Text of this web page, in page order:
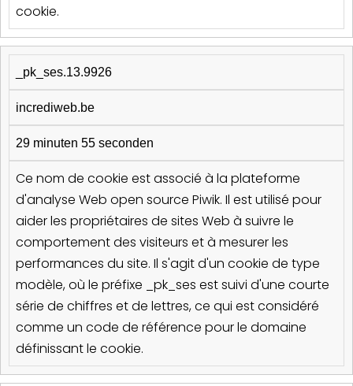
cookie.
_pk_ses.13.9926
incrediweb.be
29 minuten 55 seconden
Ce nom de cookie est associé à la plateforme
d'analyse Web open source Piwik. Il est utilisé pour
aider les propriétaires de sites Web à suivre le
comportement des visiteurs et à mesurer les
performances du site. Il s'agit d'un cookie de type
modèle, où le préfixe _pk_ses est suivi d'une courte
série de chiffres et de lettres, ce qui est considéré
comme un code de référence pour le domaine
définissant le cookie.